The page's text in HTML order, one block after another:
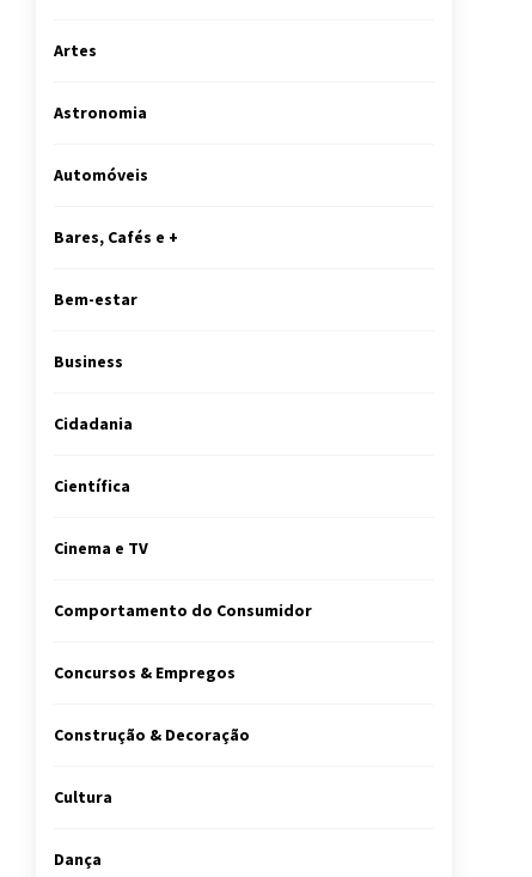
Artes
Astronomia
Automóveis
Bares, Cafés e +
Bem-estar
Business
Cidadania
Científica
Cinema e TV
Comportamento do Consumidor
Concursos & Empregos
Construção & Decoração
Cultura
Dança